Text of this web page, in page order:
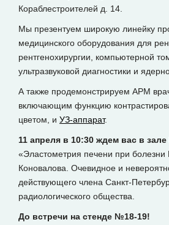
Кораблестроителей д. 14.
Мы презентуем широкую линейку
медицинского оборудования для
рентгенохирургии, компьютерной
ультразвуковой диагностики и
А также продемонстрируем АРМ
включающим функцию
цветом, и УЗ-аппарат.
11 апреля в 10:30 ждем вас в зале
«Эластометрия печени при болезни
Коновалова. Очевидное и
действующего члена Санкт-
радиологического общества.
До встречи на стенде №18-19!